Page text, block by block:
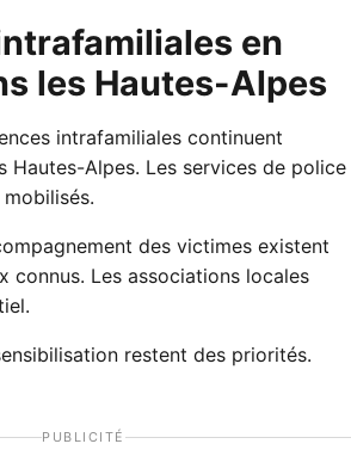
en
les Hautes-Alpes
intrafamiliales continuent
Hautes-Alpes. Les services de police
des victimes existent
connus. Les associations locales
restent des priorités.
PUBLICITÉ